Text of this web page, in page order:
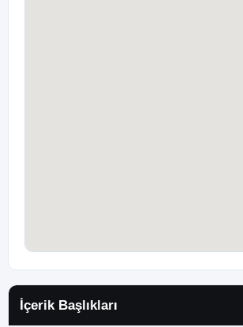
İçerik Başlıkları